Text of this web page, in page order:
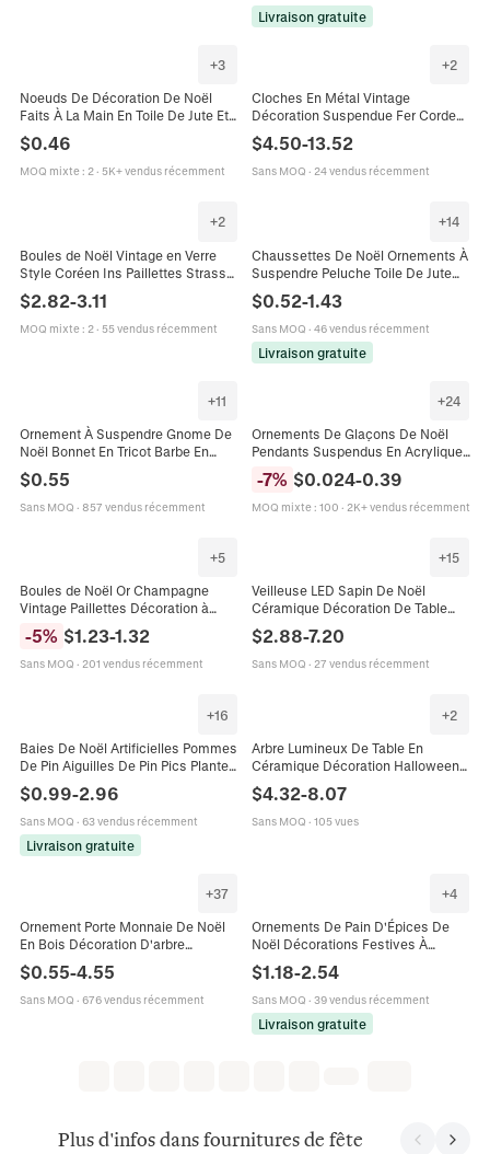
Livraison gratuite
+3
Noeuds De Décoration De Noël
Faits À La Main En Toile De Jute Et
Tissu Pour Sapins Et Couronnes
Ornements Festifs Pour Les
Vacances
$0.46
MOQ mixte: 2· 5K+ vendus récemment
+2
Cloches En Métal Vintage
Décoration Suspendue Fer Corde
De Chanvre Bronze Antique Sapin
De Noël Porte Mur Décor Rustique
$4.50-13.52
Sans MOQ · 24 vendus récemment
+2
Boules de Noël Vintage en Verre
Style Coréen Ins Paillettes Strass
de Noël Maison
$2.82-3.11
MOQ mixte: 2· 55 vendus récemment
+14
Chaussettes De Noël Ornements À
Suspendre Peluche Toile De Jute
Neige Renne Décoration Arbre
Sacs Cadeaux
$0.52-1.43
Sans MOQ · 46 vendus récemment
Livraison gratuite
+11
Ornement À Suspendre Gnome De
Noël Bonnet En Tricot Barbe En
Fausse Fourrure Peluche Tomte
Poupée Décoration Arbre De Noël
$0.55
Sans MOQ · 857 vendus récemment
+24
Ornements De Glaçons De Noël
Pendants Suspendus En Acrylique
Clair Pour Arbre Décoration De
Mariage Maison Fête
-7% $0.024-0.39
MOQ mixte: 100 · 2K+ vendus récemment
+5
Boules de Noël Or Champagne
Vintage Paillettes Décoration à
Suspendre Plastique Incassable
Décor Fête Vacances
-5% $1.23-1.32
Sans MOQ · 201 vendus récemment
+15
Veilleuse LED Sapin De Noël
Céramique Décoration De Table
Lumineuse À Piles Ornement De
Fête Maison Cadeau
$2.88-7.20
Sans MOQ · 27 vendus récemment
+16
Baies De Noël Artificielles Pommes
De Pin Aiguilles De Pin Pics Plantes
Décoration Table
$0.99-2.96
Sans MOQ · 63 vendus récemment
Livraison gratuite
+2
Arbre Lumineux De Table En
Céramique Décoration Halloween
Intérieur De Maison Festive
$4.32-8.07
Sans MOQ · 105 vues
+37
Ornement Porte Monnaie De Noël
En Bois Décoration D'arbre
Suspendue Pince À Carte Cadeau
Renne Père Noël Bonhomme De
Neige
$0.55-4.55
Sans MOQ · 676 vendus récemment
+4
Ornements De Pain D'Épices De
Noël Décorations Festives À
Suspendre En Mousse Pour
Décoration De Sapin Formes De
Maison De Bonbons
$1.18-2.54
Sans MOQ · 39 vendus récemment
Livraison gratuite
Plus d'infos dans fournitures de fête